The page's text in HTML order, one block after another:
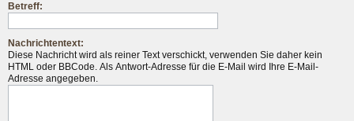
Betreff:
Nachrichtentext:
Diese Nachricht wird als reiner Text verschickt, verwenden Sie daher kein
HTML oder BBCode. Als Antwort-Adresse für die E-Mail wird Ihre E-Mail-
Adresse angegeben.